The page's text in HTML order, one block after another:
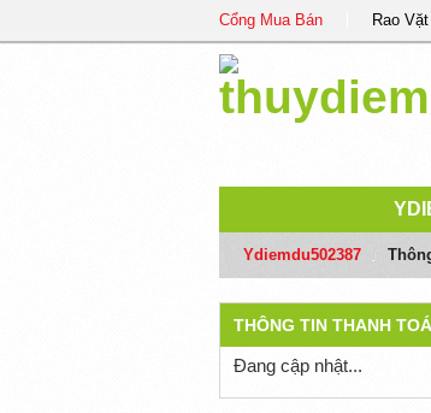
Cổng Mua Bán Rao Vặt
Ydiemdu502387
THÔNG TIN THANH
Đang cập nhật...